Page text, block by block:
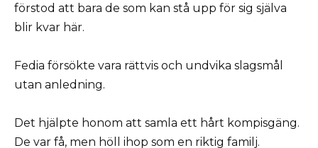
förstod att bara de som kan stå upp för sig själva
blir kvar här.
Fedia försökte vara rättvis och undvika slagsmål
utan anledning.
Det hjälpte honom att samla ett hårt kompisgäng.
De var få, men höll ihop som en riktig familj.